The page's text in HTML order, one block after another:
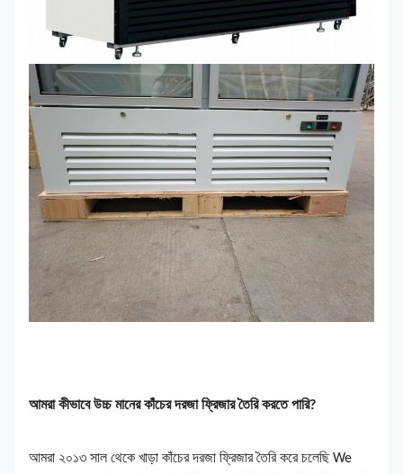
আমরা কীভাবে উচ্চ মানের কাঁচের দরজা ফ্রিজার তৈরি করতে পারি?
আমরা ২০১৩ সাল থেকে খাড়া কাঁচের দরজা ফ্রিজার তৈরি করে চলেছি We